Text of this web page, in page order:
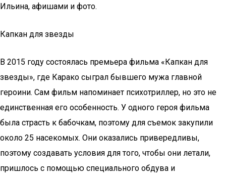
Ильина, афишами и фото.
Капкан для звезды
В 2015 году состоялась премьера фильма «Капкан для
звезды», где Карако сыграл бывшего мужа главной
героини. Сам фильм напоминает психотриллер, но это не
единственная его особенность. У одного героя фильма
была страсть к бабочкам, поэтому для съемок закупили
около 25 насекомых. Они оказались привередливы,
поэтому создавать условия для того, чтобы они летали,
пришлось с помощью специального обдува и